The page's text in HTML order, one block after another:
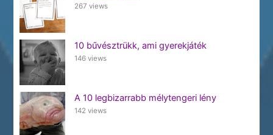
267 views
10 bűvésztrükk, ami gyerekjáték
146 views
A 10 legbizarrabb mélytengeri lény
142 views